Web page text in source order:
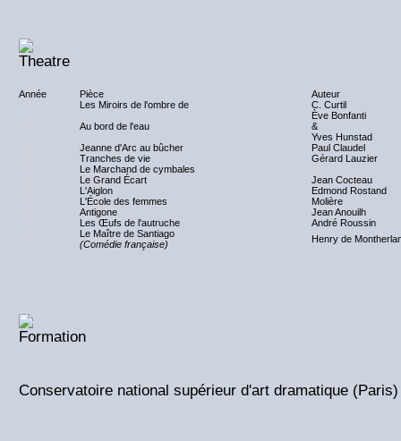
Année Pièce
Auteur
Les Miroirs de l'ombre de
C. Curtil
Au bord de l'eau
Ève Bonfanti
&
Yves Hunstad
Jeanne d'Arc au bûcher
Paul Claudel
Tranches de vie
Gérard Lauzier
Le Marchand de cymbales
Le Grand Écart
Jean Cocteau
L'Aiglon
Edmond Rostand
L'École des femmes
Molière
Antigone
Jean Anouilh
Les Œufs de l'autruche
André Roussin
Le Maître de Santiago
(Comédie française)
Henry de
Conservatoire national supérieur d'art dramatique (Paris)